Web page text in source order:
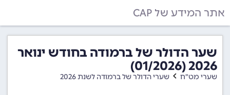
אתר המידע של CAP
שער הדולר של ברמודה בחודש ינואר
2026 (01/2026)
שערי מט"ח שערי הדולר של ברמודה לשנת 2026